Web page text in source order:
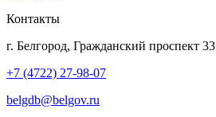
Контакты
г. Белгород, Гражданский проспект 33
+7 (4722) 27-98-07
belgdb@belgov.ru